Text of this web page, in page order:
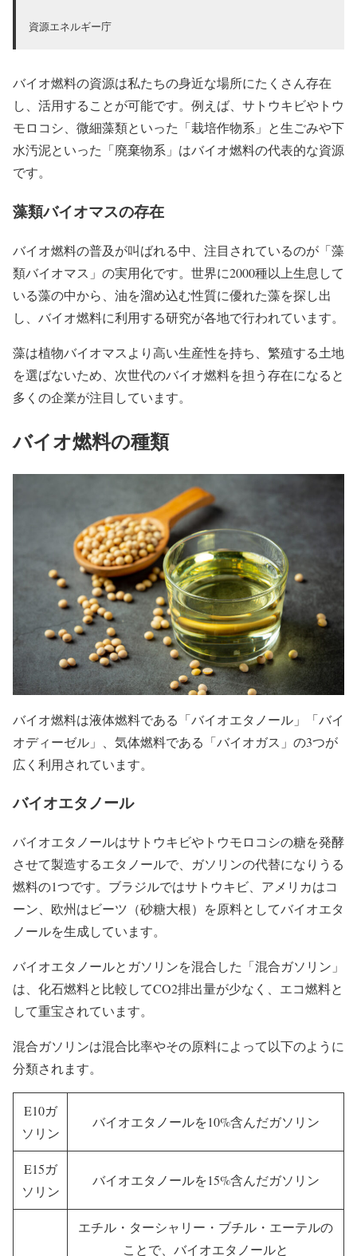
資源エネルギー庁
バイオ燃料の資源は私たちの身近な場所にたくさん存在
し、活用することが可能です。例えば、サトウキビやトウ
モロコシ、微細藻類といった 「栽培作物系」 と生ごみや下
水汚泥といった 「廃棄物系」 はバイオ燃料の代表的な資源
です。
藻類バイオマスの存在
バイオ燃料の普及が叫ばれる中、注目されているのが 「藻
類バイオマス」 の実用化です。世界に2000種以上生息して
いる藻の中から、油を溜め込む性質に優れた藻を探し出
し、バイオ燃料に利用する研究が各地で行われています。
藻は植物バイオマスより高い生産性を持ち、繁殖する土地
を選ばないため、次世代のバイオ燃料を担う存在になると
多くの企業が注目しています。
バイオ燃料の種類
バイオ燃料は液体燃料である 「バイオエタノール」「バイ
オディーゼル」
、気体燃料である 「バイオガス」 の3つが
広く利用されています。
バイオエタノール
バイオエタノールはサトウキビやトウモロコシの糖を発酵
させて製造するエタノールで、ガソリンの代替になりうる
燃料の1つです。ブラジルではサトウキビ、アメリカはコ
ーン、欧州はビーツ（砂糖大根）を原料としてバイオエタ
ノールを生成しています。
バイオエタノールとガソリンを混合した「混合ガソリン」
は、化石燃料と比較してCO2排出量が少なく、エコ燃料と
して重宝されています。
混合ガソリンは混合比率やその原料によって以下のように
分類されます。
E10ガ
ソリン
バイオエタノールを10%含んだガソリン
E15ガ
ソリン
バイオエタノールを15%含んだガソリン
エチル・ターシャリー・ブチル・エーテルの
ことで、バイオエタノールと